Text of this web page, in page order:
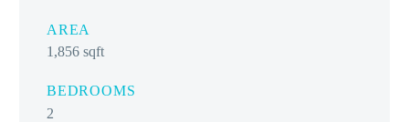
AREA
1,856 sqft
BEDROOMS
2